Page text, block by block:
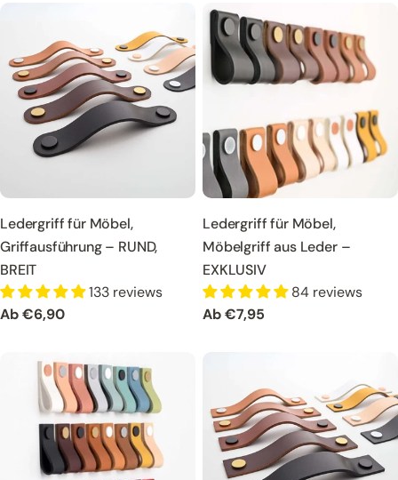
Ledergriff für Möbel,
Griffausführung – RUND,
BREIT
133 reviews
Regulärer
Ab €6,90
Ledergriff für Möbel,
Möbelgriff aus Leder –
EXKLUSIV
84 reviews
Regulärer
Ab €7,95